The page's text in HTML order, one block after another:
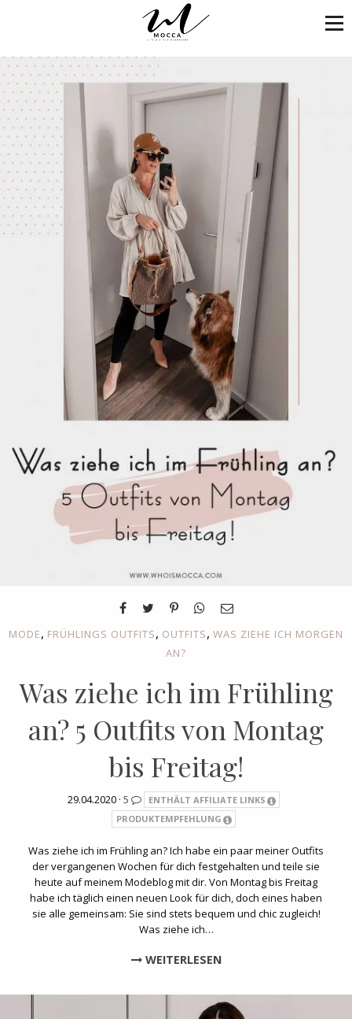
MODE, FRÜHLINGS OUTFITS, OUTFITS, WAS ZIEHE ICH MORGEN
AN?
Was ziehe ich im Frühling
an? 5 Outfits von Montag
bis Freitag!
29.04.2020 · 5
ENTHÄLT AFFILIATE LINKS
PRODUKTEMPFEHLUNG
Was ziehe ich im Frühling an? Ich habe ein paar meiner Outfits
der vergangenen Wochen für dich festgehalten und teile sie
heute auf meinem Modeblog mit dir. Von Montag bis Freitag
habe ich täglich einen neuen Look für dich, doch eines haben
sie alle gemeinsam: Sie sind stets bequem und chic zugleich!
Was ziehe ich…
WEITERLESEN